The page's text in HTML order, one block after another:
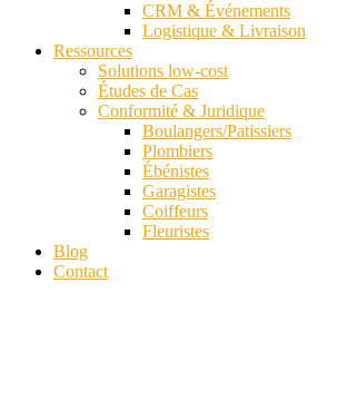
CRM & Événements
Logistique & Livraison
Ressources
Solutions low-cost
Études de Cas
Conformité & Juridique
Boulangers/Patissiers
Plombiers
Ébénistes
Garagistes
Coiffeurs
Fleuristes
Blog
Contact